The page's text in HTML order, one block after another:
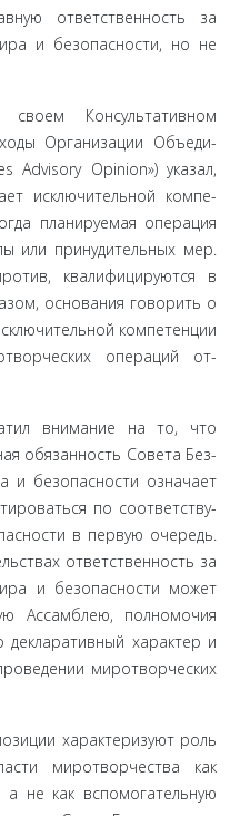
ответственность за
и безопасности, но не
Консультативном
Организации Объеди­
Advisory Opinion») указал,
исключительной компе­
планируемая операция
или принудительных мер.
квалифицируются в
основания говорить о
компетен­ции
операций от­
внимание на то, что
обязанность Совета Без­
и безопасности означает
по соответству­
в первую очередь.
ответственность за
и безопасности может
Ассамблею, полномочия
характер и
миротворческих
характеризу­ют роль
миротворчества как
а не как вспомогатель­ную